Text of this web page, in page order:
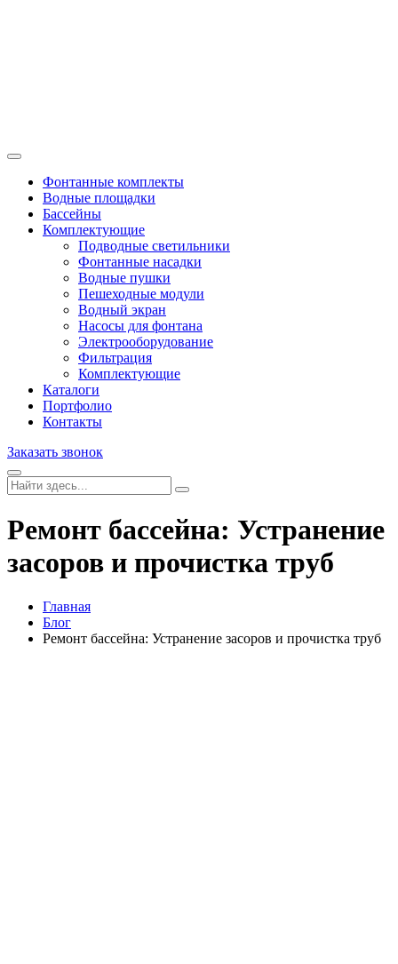
Фонтанные комплекты
Водные площадки
Бассейны
Комплектующие
Подводные светильники
Фонтанные насадки
Водные пушки
Пешеходные модули
Водный экран
Насосы для фонтана
Электрооборудование
Фильтрация
Комплектующие
Каталоги
Портфолио
Контакты
Заказать звонок
Ремонт бассейна: Устранение
засоров и прочистка труб
Главная
Блог
Ремонт бассейна: Устранение засоров и прочистка труб